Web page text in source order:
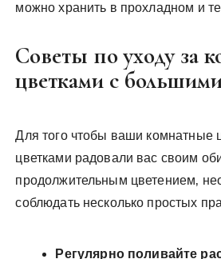
можно хранить в прохладном и
Советы по уходу за
цветками с
Для того чтобы ваши комнатные
цветками радовали вас своим
продолжительным цветением‚
соблюдать несколько простых
Регулярно поливайте